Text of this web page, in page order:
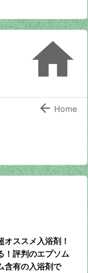

 Home
ススメ入浴剤！
！評判のエプソム
含有の入浴剤で